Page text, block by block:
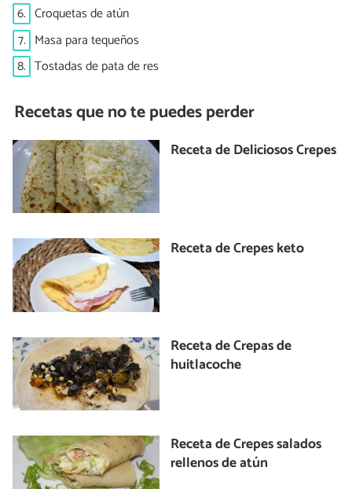
6. Croquetas de atún
7. Masa para tequeños
8. Tostadas de pata de res
Recetas que no te puedes perder
Receta de Deliciosos Crepes
Receta de Crepes keto
Receta de Crepas de
huitlacoche
Receta de Crepes salados
rellenos de atún